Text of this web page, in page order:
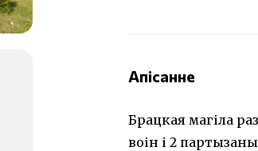
Апісанне
Брацкая магіла
воін і 2